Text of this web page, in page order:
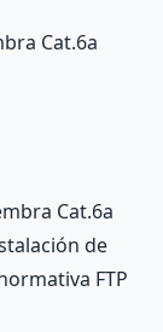
Cat.6a
Cat.6a
de
FTP